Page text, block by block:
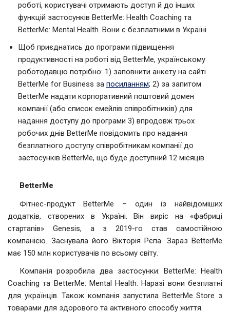
роботі, користувачі отримають доступ й до інших
функцій застосунків BetterMe: Health Coaching та
BetterMe: Mental Health. Вони є безплатними в Україні.
Щоб приєднатись до програми підвищення
продуктивності на роботі від BetterMe, українському
роботодавцю потрібно: 1) заповнити анкету на сайті
BetterMe for Business за посиланням; 2) за запитом
BetterMe надати корпоративний поштовий домен
компанії (або список емейлів співробітників) для
надання доступу до програми 3) впродовж трьох
робочих днів BetterMe повідомить про надання
безплатного доступу співробітникам компанії до
застосунків BetterMe, що буде доступний 12 місяців.
BetterMe
Фітнес-продукт BetterMe – один із найвідоміших
додатків, створених в Україні. Він виріс на «фабриці
стартапів» Genesis, а з 2019-го став самостійною
компанією. Заснувала його Вікторія Рєпа. Зараз BetterMe
має 150 млн користувачів по всьому світу.
Компанія розробила два застосунки: BetterMe: Health
Coaching та BetterMe: Mental Health. Наразі вони безплатні
для українців. Також компанія запустила BetterMe Store з
товарами для здорового та активного способу життя.